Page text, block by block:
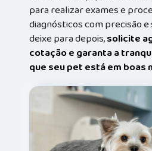
para realizar exames e
diagnósticos com precisão e
deixe para depois,solicite
cotação e garanta a
que seu pet está em boas